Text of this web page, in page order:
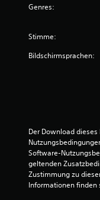
Genres:
Stimme:
Bildschirmsprachen:
Der Download
Software-
geltenden
Zustimmung zu
Informationen finden